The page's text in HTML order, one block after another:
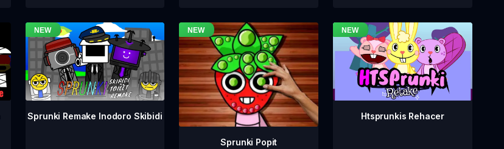
Sprunki Remake Inodoro Skibidi
Sprunki Popit
Htsprunkis Rehacer